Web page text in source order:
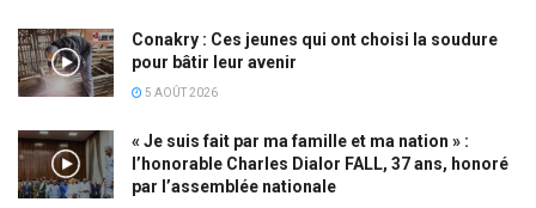
Conakry : Ces jeunes qui ont choisi la soudure
pour bâtir leur avenir
5 AOÛT 2026
« Je suis fait par ma famille et ma nation » :
l’honorable Charles Dialor FALL, 37 ans, honoré
par l’assemblée nationale